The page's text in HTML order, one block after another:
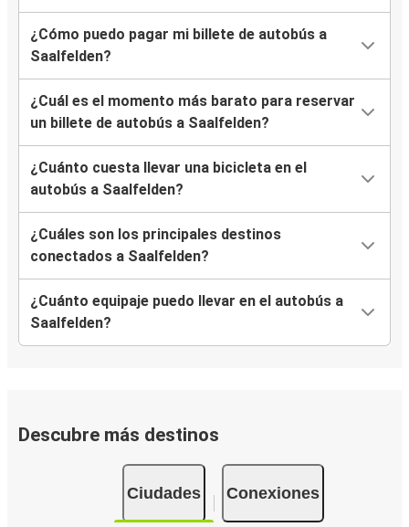
¿Cómo puedo pagar mi billete de autobús a
Saalfelden?
¿Cuál es el momento más barato para reservar
un billete de autobús a Saalfelden?
¿Cuánto cuesta llevar una bicicleta en el
autobús a Saalfelden?
¿Cuáles son los principales destinos
conectados a Saalfelden?
¿Cuánto equipaje puedo llevar en el autobús a
Saalfelden?
Descubre más destinos
Ciudades Conexiones